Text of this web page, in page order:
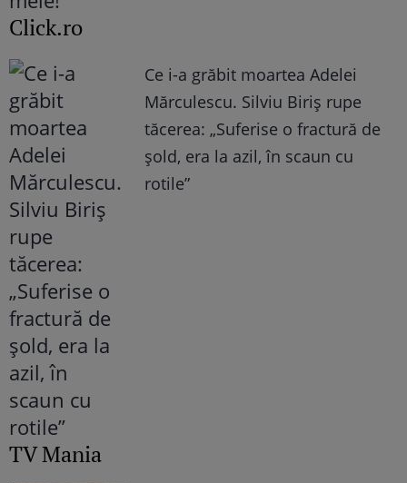
Click.ro
Ce i-a grăbit moartea Adelei
Mărculescu. Silviu Biriș rupe
tăcerea: „Suferise o fractură de
șold, era la azil, în scaun cu
rotile”
TV Mania